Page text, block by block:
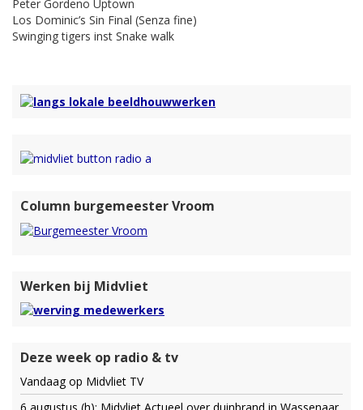
Peter Gordeno Uptown
Los Dominic’s Sin Final (Senza fine)
Swinging tigers inst Snake walk
Column burgemeester Vroom
Werken bij Midvliet
Deze week op radio & tv
Vandaag op Midvliet TV